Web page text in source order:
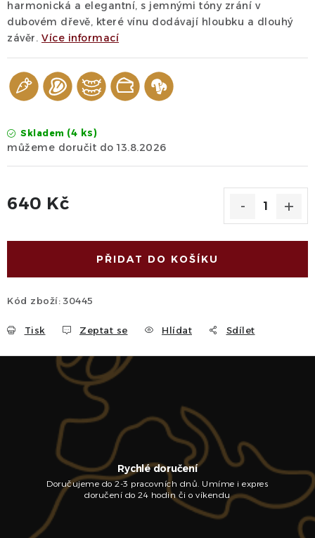
harmonická a elegantní, s jemnými tóny zrání v
dubovém dřevě, které vínu dodávají hloubku a dlouhý
závěr. Více informací
Skladem (4 ks)
13.8.2026
640 Kč
PŘIDAT DO KOŠÍKU
Kód zboží:30445
Tisk Zeptat se Hlídat Sdílet
Rychlé doručení
Doručujeme do 2-3 pracovních dnů. Umíme i expres
doručení do 24 hodin či o víkendu